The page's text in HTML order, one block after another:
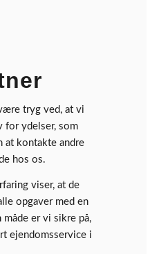
tryg ved, at vi
for ydelser, som
at kontakte andre
hos os.
viser, at de
opgaver med en
er vi sikre på,
ejendomsservice i